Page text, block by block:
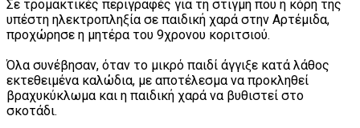
Σε τρομακτικές περιγραφές για τη στιγμή που η κόρη της
υπέστη ηλεκτροπληξία σε παιδική χαρά στην Αρτέμιδα,
προχώρησε η μητέρα του 9χρονου κοριτσιού.
Όλα συνέβησαν, όταν το μικρό παιδί άγγιξε κατά λάθος
εκτεθειμένα καλώδια, με αποτέλεσμα να προκληθεί
βραχυκύκλωμα και η παιδική χαρά να βυθιστεί στο
σκοτάδι.